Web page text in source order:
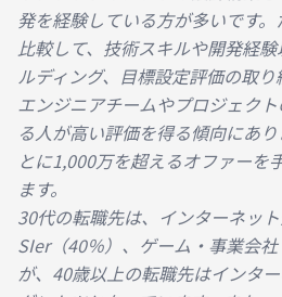
発を経験している方が多いです
比較して、技術スキルや開発経
ルディング、目標設定評価の取り
エンジニアチームやプロジェク
る人が高い評価を得る傾向にあ
とに1,000万を超えるオファーを
ます。
30代の転職先は、インターネット
SIer（40％）、ゲーム・事業会
が、40歳以上の転職先はインタ